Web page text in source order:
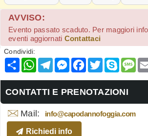
AVVISO:
Evento passato scaduto. Per maggiori
eventi aggiornati Contattaci
Condividi:
Condividi
WhatsApp
Telegram
Messenger
Facebook
TwitterSkype
CONTATTI E PRENOTAZIONI
Mail: info@capodannofoggia.com
Richiedi info